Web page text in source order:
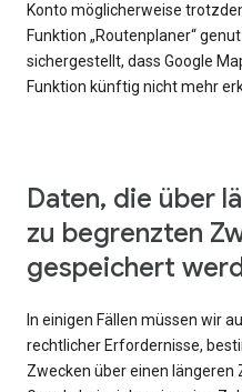
Konto möglicherweise
Funktion „Routenplaner“
sichergestellt, dass Google
Funktion künftig nicht mehr
Daten, die über
zu begrenzten
gespeichert
In einigen Fällen müssen wir
rechtlicher Erfordernisse,
Zwecken über einen längeren